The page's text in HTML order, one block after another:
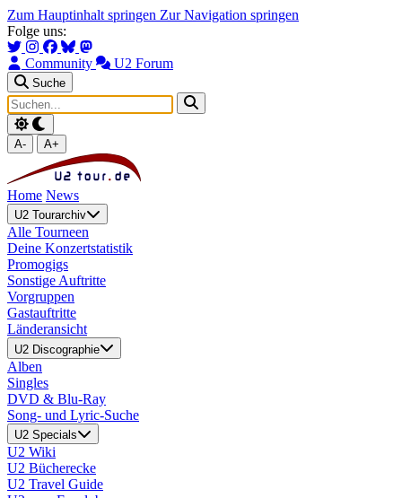
Zum Hauptinhalt springen Zur Navigation springen
Folge uns:
Community U2 Forum
Suche
A- A+
Home News
U2 Tourarchiv
Alle Tourneen
Deine Konzertstatistik
Promogigs
Sonstige Auftritte
Vorgruppen
Gastauftritte
Länderansicht
U2 Discographie
Alben
Singles
DVD & Blu-Ray
Song- und Lyric-Suche
U2 Specials
U2 Wiki
U2 Bücherecke
U2 Travel Guide